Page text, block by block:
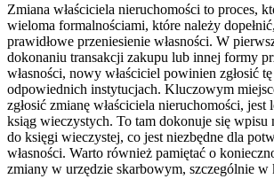
Zmiana właściciela nieruchomości to proces,
wieloma formalnościami, które należy
prawidłowe przeniesienie własności. W
dokonaniu transakcji zakupu lub innej formy
własności, nowy właściciel powinien zgłosić
odpowiednich instytucjach. Kluczowym
zgłosić zmianę właściciela nieruchomości, jest
ksiąg wieczystych. To tam dokonuje się wpisu
do księgi wieczystej, co jest niezbędne dla
własności. Warto również pamiętać o
zmiany w urzędzie skarbowym, szczególnie w